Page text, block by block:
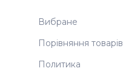
Вибране
Порівняння товарів
Политика